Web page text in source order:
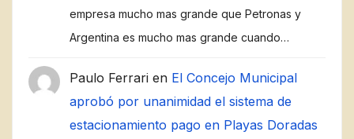
empresa mucho mas grande que Petronas y
Argentina es mucho mas grande cuando…
Paulo Ferrari en El Concejo Municipal
aprobó por unanimidad el sistema de
estacionamiento pago en Playas Doradas